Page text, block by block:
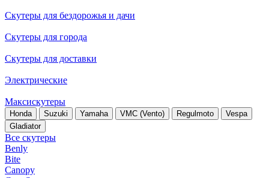
Скутеры для бездорожья и дачи
Скутеры для города
Скутеры для доставки
Электрические
Максискутеры
Honda Suzuki Yamaha VMC (Vento) Regulmoto
Vespa
Gladiator
Все скутеры
Benly
Bite
Canopy